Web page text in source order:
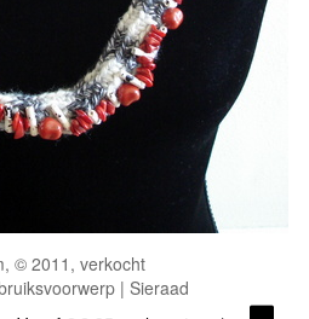
© 2011, verkocht
| Sieraad